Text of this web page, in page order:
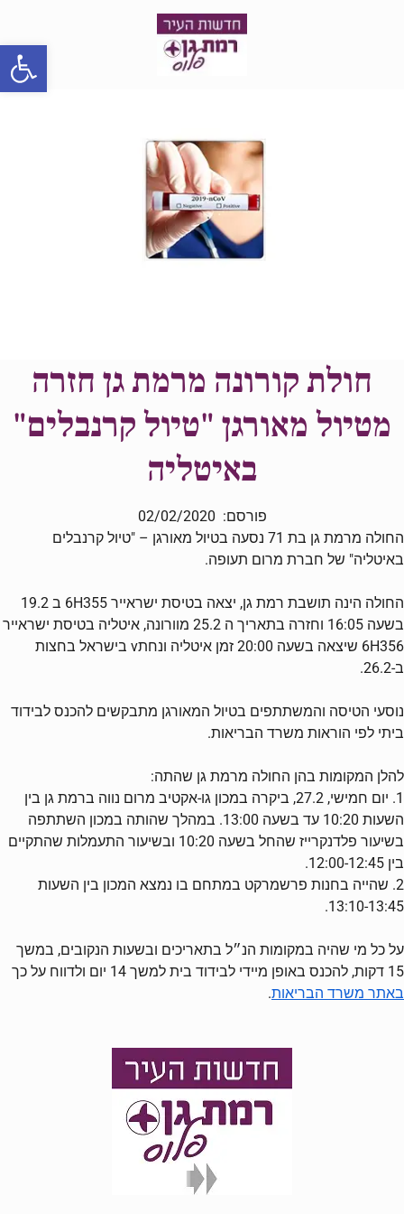
חולת קורונה מרמת גן חזרה
מטיול מאורגן "טיול קרנבלים"
באיטליה
פורסם: 02/02/2020
החולה מרמת גן בת 71 נסעה בטיול מאורגן – "טיול קרנבלים
באיטליה" של חברת מרום תעופה.
החולה הינה תושבת רמת גן, יצאה בטיסת ישראייר 6H355 ב 19.2
בשעה 16:05 וחזרה בתאריך ה 25.2 מוורונה, איטליה בטיסת ישראייר
6H356 שיצאה בשעה 20:00 זמן איטליה ונחתv בישראל בחצות
ב-26.2.
נוסעי הטיסה והמשתתפים בטיול המאורגן מתבקשים להכנס לבידוד
ביתי לפי הוראות משרד הבריאות.
להלן המקומות בהן החולה מרמת גן שהתה:
1. יום חמישי, 27.2, ביקרה במכון גו-אקטיב מרום נווה ברמת גן בין
השעות 10:20 עד בשעה 13:00. במהלך שהותה במכון השתתפה
בשיעור פלדנקרייז שהחל בשעה 10:20 ובשיעור התעמלות שהתקיים
בין 12:00-12:45.
2. שהייה בחנות פרשמרקט במתחם בו נמצא המכון בין השעות
13:10-13:45.
על כל מי שהיה במקומות הנ״ל בתאריכים ובשעות הנקובים, במשך
15 דקות, להכנס באופן מיידי לבידוד בית למשך 14 יום ולדווח על כך
באתר משרד הבריאות.
פתח